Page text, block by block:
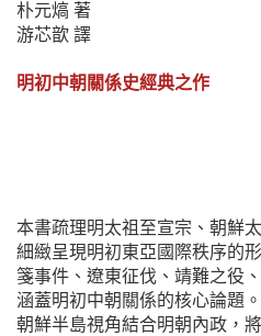
朴元熇 著
游芯歆 譯
明初中朝關係史經典之作
本書疏理明太祖至宣宗、朝鮮
細緻呈現明初東亞國際秩序的
箋事件、遼東征伐、靖難之役
涵蓋明初中朝關係的核心論題
朝鮮半島視角結合明朝內政，